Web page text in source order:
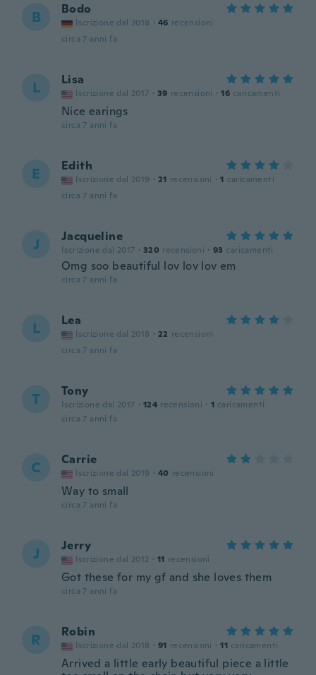
B Bodo
Iscrizione dal 2018 · 46 recensioni
circa 7 anni fa
L Lisa
Iscrizione dal 2017 · 39 recensioni · 16 caricamenti
Nice earings
circa 7 anni fa
E Edith
Iscrizione dal 2019 · 21 recensioni · 1 caricamenti
circa 7 anni fa
J Jacqueline
Iscrizione dal 2017 · 320 recensioni · 93 caricamenti
Omg soo beautiful lov lov lov em
circa 7 anni fa
L Lea
Iscrizione dal 2018 · 22 recensioni
circa 7 anni fa
T Tony
Iscrizione dal 2017 · 124 recensioni · 1 caricamenti
circa 7 anni fa
C Carrie
Iscrizione dal 2019 · 40 recensioni
Way to small
circa 7 anni fa
J Jerry
Iscrizione dal 2012 · 11 recensioni
Got these for my gf and she loves them
circa 7 anni fa
R Robin
Iscrizione dal 2018 · 91 recensioni · 11 caricamenti
Arrived a little early beautiful piece a little